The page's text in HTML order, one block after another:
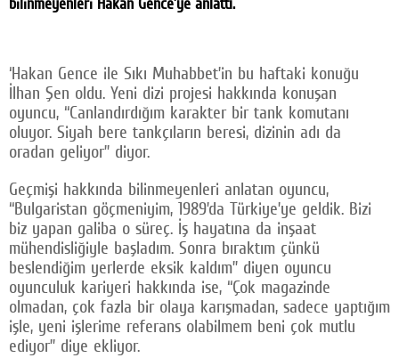
Facebook
Twitter
Google Plus
© 2026 TÜM HAKLARI SAKLIDIR
‘Hakan Gence ile Sıkı Muhabbet’in bu haftaki konuğu
İlhan Şen oldu. Yeni dizi projesi hakkında konuşan
oyuncu, “Canlandırdığım karakter bir tank komutanı
oluyor. Siyah bere tankçıların beresi, dizinin adı da
oradan geliyor” diyor.
Geçmişi hakkında bilinmeyenleri anlatan oyuncu,
“Bulgaristan göçmeniyim, 1989’da Türkiye’ye geldik. Bizi
biz yapan galiba o süreç. İş hayatına da inşaat
mühendisliğiyle başladım. Sonra bıraktım çünkü
beslendiğim yerlerde eksik kaldım” diyen oyuncu
oyunculuk kariyeri hakkında ise, “Çok magazinde
olmadan, çok fazla bir olaya karışmadan, sadece yaptığım
işle, yeni işlerime referans olabilmem beni çok mutlu
ediyor” diye ekliyor.